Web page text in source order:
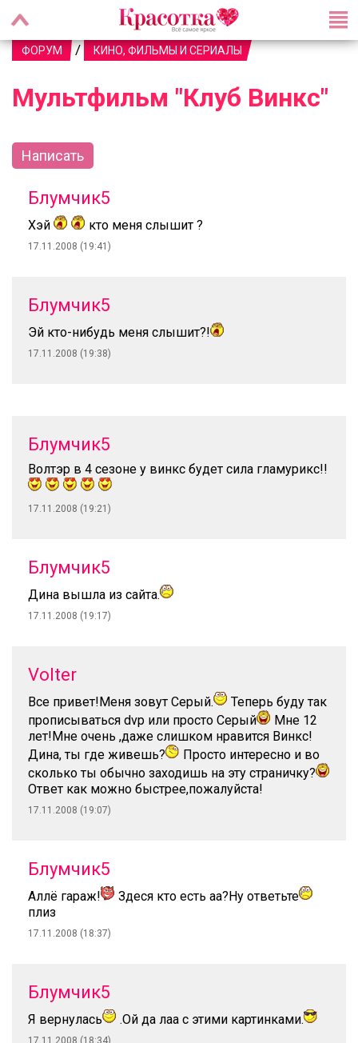
ФОРУМ / КИНО, ФИЛЬМЫ И СЕРИАЛЫ
Мультфильм "Клуб Винкс"
Написать
Блумчик5
Хэй кто меня слышит ?
17.11.2008 (19:41)
Блумчик5
Эй кто-нибудь меня слышит?!
17.11.2008 (19:38)
Блумчик5
Волтэр в 4 сезоне у винкс будет сила гламурикс!!
17.11.2008 (19:21)
Блумчик5
Дина вышла из сайта.
17.11.2008 (19:17)
Volter
Все привет!Меня зовут Серый.
Теперь буду так
прописываться dvp или просто Серый
Мне 12
лет!Мне очень ,даже слишком нравится Винкс!
Дина, ты где живешь?
Просто интересно и во
сколько ты обычно заходишь на эту страничку?
Ответ как можно быстрее,пожалуйста!
17.11.2008 (19:07)
Блумчик5
Аллё гараж!
Здеся кто есть аа?Ну ответьте
плиз
17.11.2008 (18:37)
Блумчик5
Я вернулась .Ой да лаа с этими картинками.
17.11.2008 (18:34)